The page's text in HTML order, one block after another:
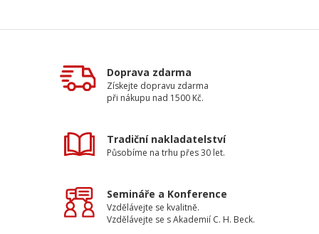
Doprava zdarma
Získejte dopravu zdarma
při nákupu nad 1500 Kč.
Tradiční nakladatelství
Působíme na trhu přes 30 let.
Semináře a Konference
Vzdělávejte se kvalitně.
Vzdělávejte se s Akademií C. H. Beck.